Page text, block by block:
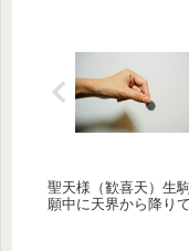
聖天様（歓喜天）生
願中に天界から降り